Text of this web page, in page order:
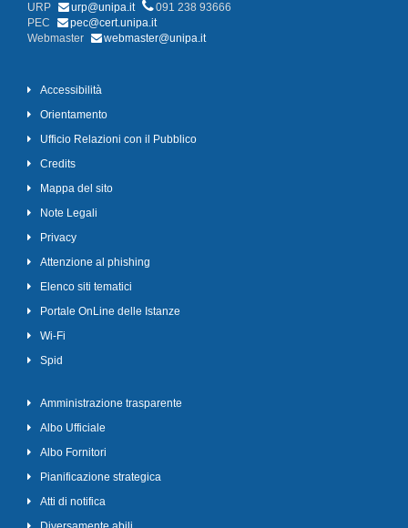
URP
urp@unipa.it
091 238 93666
PEC
pec@cert.unipa.it
Webmaster
webmaster@unipa.it
Accessibilità
Orientamento
Ufficio Relazioni con il Pubblico
Credits
Mappa del sito
Note Legali
Privacy
Attenzione al phishing
Elenco siti tematici
Portale OnLine delle Istanze
Wi-Fi
Spid
Amministrazione trasparente
Albo Ufficiale
Albo Fornitori
Pianificazione strategica
Atti di notifica